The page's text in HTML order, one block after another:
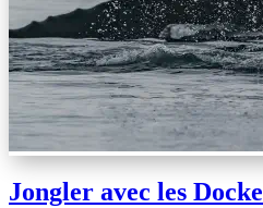
Jongler avec les